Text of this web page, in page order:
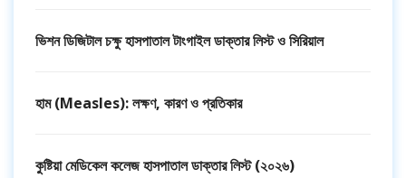
ভিশন ডিজিটাল চক্ষু হাসপাতাল টাংগাইল ডাক্তার লিস্ট ও সিরিয়াল
হাম (Measles): লক্ষণ, কারণ ও প্রতিকার
কুষ্টিয়া মেডিকেল কলেজ হাসপাতাল ডাক্তার লিস্ট (২০২৬)